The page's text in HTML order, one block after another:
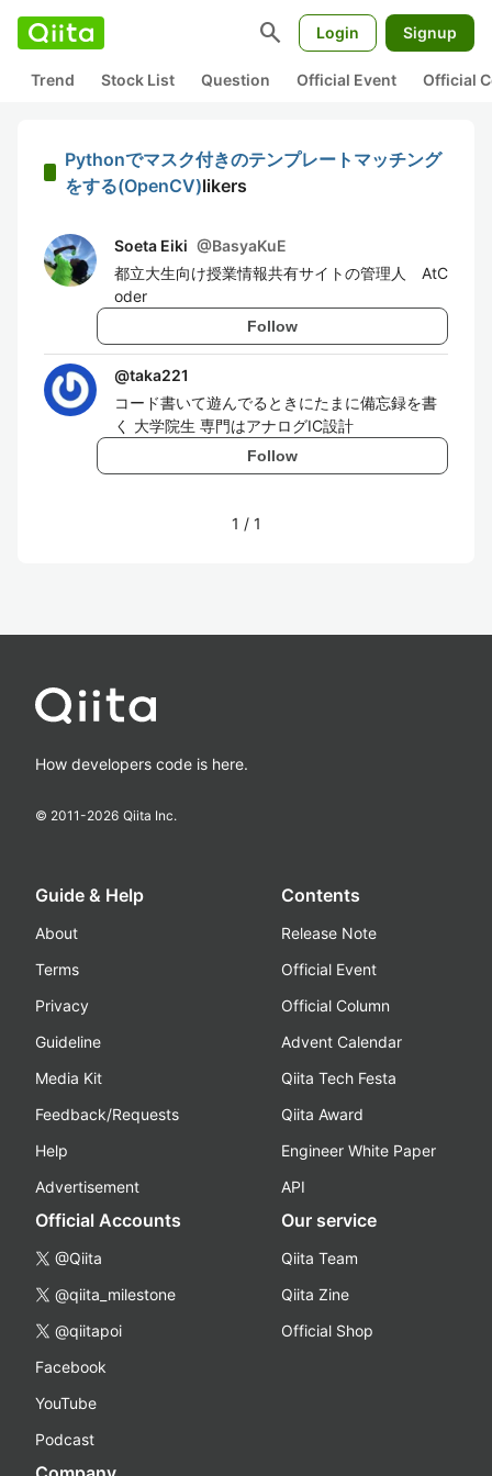
search Login Signup
Trend Stock List Question Official Event Official
Pythonでマスク付きのテンプレートマッチング
をする(OpenCV)likers
Soeta Eiki @BasyaKuE
都立大生向け授業情報共有サイトの管理人 AtC
oder
Follow
@taka221
コード書いて遊んでるときにたまに備忘録を書
く 大学院生 専門はアナログIC設計
Follow
1 / 1
How developers code is here.
© 2011-2026 Qiita Inc.
Guide & Help
About
Terms
Privacy
Guideline
Media Kit
Feedback/Requests
Help
Advertisement
Contents
Release Note
Official Event
Official Column
Advent Calendar
Qiita Tech Festa
Qiita Award
Engineer White Paper
API
Official Accounts
@Qiita
@qiita_milestone
@qiitapoi
Facebook
YouTube
Podcast
Our service
Qiita Team
Qiita Zine
Official Shop